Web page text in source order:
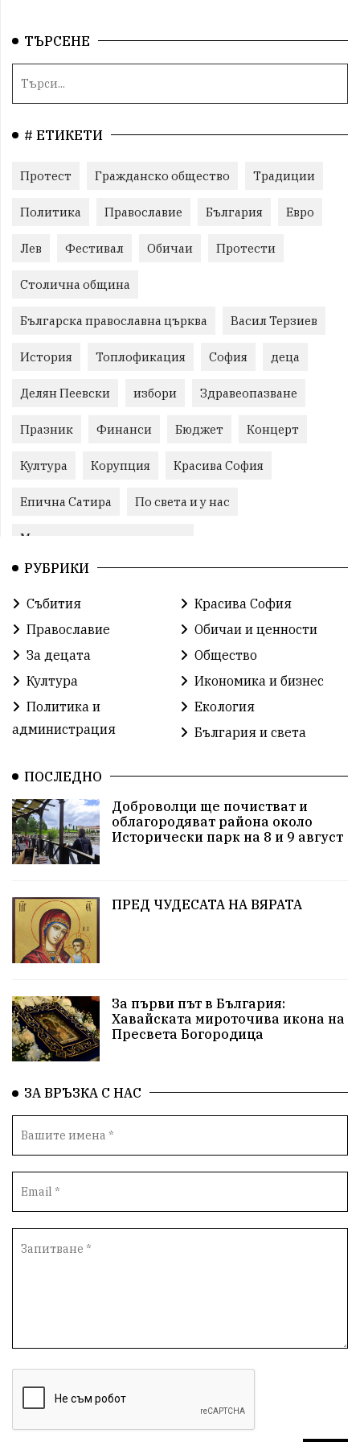
ТЪРСЕНЕ
# ЕТИКЕТИ
Протест Гражданско общество Традиции
Политика Православие България Евро
Лев Фестивал Обичаи Протести
Столична община
Българска православна църква Васил Терзиев
История Топлофикация София деца
Делян Пеевски избори Здравеопазване
Празник Финанси Бюджет Концерт
Култура Корупция Красива София
Епична Сатира По света и у нас
Международни отношения
конституционен съд
българската общност Исторически парк
Слатина
Икономика Красива България измама
Европа Актуално Туризъм Бизнес
абсурд Здравословно хранене
Коледа Чиста София
Софийски общински съвет
Общински съвет Величие Финландия
Образование Борисов Кольо Парамов
Автопоход Костинброд
Столичен общински съвет Маратон кауза
сбъдната мечта
Счетоводство Референдум Вот на недоверие
Дарение Политическа журналистика
Съпричастност Парламент Транспорт
РУБРИКИ
Събития
Красива София
Православие
Обичаи и ценности
За децата
Общество
Култура
Икономика и бизнес
Политика и
администрация
Екология
България и света
ПОСЛЕДНО
Доброволци ще почистват и
облагородяват района около
Исторически парк на 8 и 9 август
ПРЕД ЧУДЕСАТА НА ВЯРАТА
За първи път в България:
Хавайската мироточива икона на
Пресвета Богородица
ЗА ВРЪЗКА С НАС